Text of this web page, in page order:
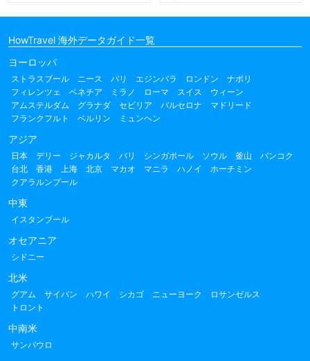
HowTravel 海外データガイド一覧
ヨーロッパ
ストラスブール ニース パリ エジンバラ ロンドン
ナポリ
フィレンツェ
ベネチア ミラノ ローマ スイス
ウィーン
アムステルダム
グラナダ セビリア バルセロナ
マドリード
フランクフルト
ベルリン ミュンヘン
アジア
日本 デリー ジャカルタ バリ シンガポール ソウル 釜山
バンコク
台北
香港 上海 北京 マカオ マニラ ハノイ
ホーチミン
クアラルンプール
中東
イスタンブール
オセアニア
シドニー
北米
グアム サイパン ハワイ シカゴ ニューヨーク
ロサンゼルス
トロント
中南米
サンパウロ